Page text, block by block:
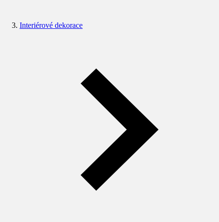
Interiérové dekorace